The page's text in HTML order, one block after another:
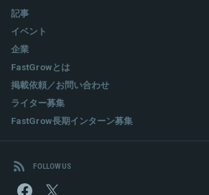
記事
イベント
企業
FastGrowとは
掲載依頼／お問い合わせ
ライター募集
FastGrow長期インターン募集
FOLLOW US